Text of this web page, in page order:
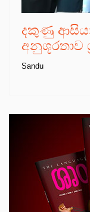
දකුණු
අනුශූරතාව
Sandu